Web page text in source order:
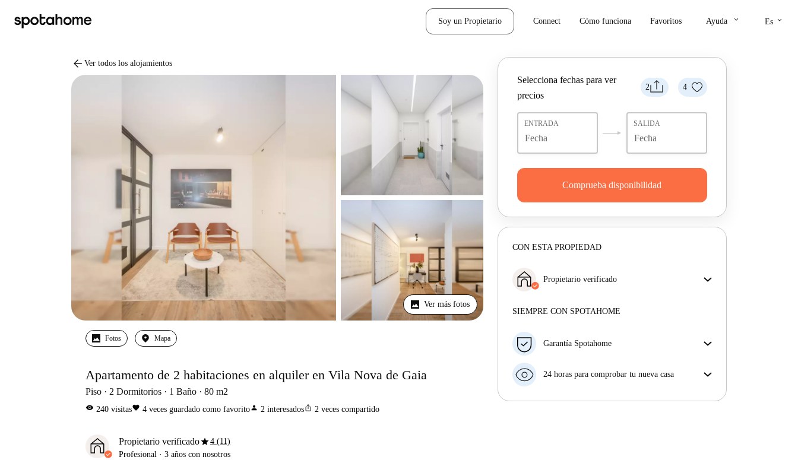
Soy un Propietario Connect Cómo funciona Favoritos Ayuda keyboard_arrow_down Es keyboard_arrow_down
arrow_back Ver todos los alojamientos
Ver más fotos
Fotos Mapa
Apartamento de 2 habitaciones en alquiler en Vila Nova de Gaia
Piso 2 Dormitorios 1 Baño 80 m2
visibility 240 visitasfavorite 4 veces guardado como favoritoperson 2 interesadosios_share 2 veces compartido
Propietario verificadostar4 (11)
Profesional · 3 años con nosotros
2 4
Selecciona fechas para ver
precios
ENTRADA SALIDA
Comprueba disponibilidad
CON ESTA PROPIEDAD
Propietario verificado
Más sobre este arrendador
SIEMPRE CON SPOTAHOME
Garantía Spotahome
horas previas a la fecha de entrada, Spotahome A) te
el hotel hasta que encuentres nueva casa o B) te hará
24 horas para comprobar tu nueva casa